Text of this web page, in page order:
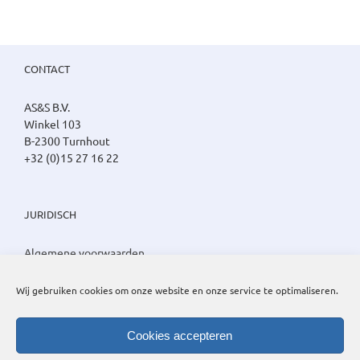
Wij gebruiken cookies om onze website en onze service te optimaliseren.
Cookies accepteren
CONTACT
AS&S B.V.
Winkel 103
B-2300 Turnhout
+32 (0)15 27 16 22
JURIDISCH
Algemene voorwaarden
Cookie beleid